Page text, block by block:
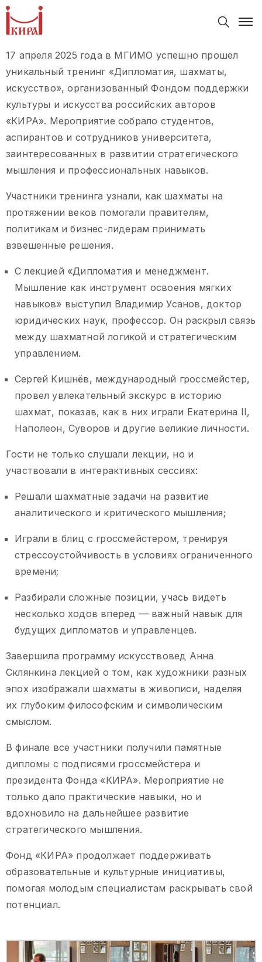
17 апреля 2025 года в МГИМО успешно прошел
уникальный тренинг «Дипломатия, шахматы,
искусство», организованный Фондом поддержки
культуры и искусства российских авторов
«КИРА». Мероприятие собрало студентов,
аспирантов и сотрудников университета,
заинтересованных в развитии стратегического
мышления и профессиональных навыков.
Участники тренинга узнали, как шахматы на
протяжении веков помогали правителям,
политикам и бизнес-лидерам принимать
взвешенные решения.
С лекцией «Дипломатия и менеджмент.
Мышление как инструмент освоения мягких
навыков» выступил Владимир Усанов, доктор
юридических наук, профессор. Он раскрыл связь
между шахматной логикой и стратегическим
управлением.
Сергей Кишнёв, международный гроссмейстер,
провел увлекательный экскурс в историю
шахмат, показав, как в них играли Екатерина II,
Наполеон, Суворов и другие великие личности.
Гости не только слушали лекции, но и
участвовали в интерактивных сессиях:
Решали шахматные задачи на развитие
аналитического и критического мышления;
Играли в блиц с гроссмейстером, тренируя
стрессоустойчивость в условиях ограниченного
времени;
Разбирали сложные позиции, учась видеть
несколько ходов вперед — важный навык для
будущих дипломатов и управленцев.
Завершила программу искусствовед Анна
Склянкина лекцией о том, как художники разных
эпох изображали шахматы в живописи, наделяя
их глубоким философским и символическим
смыслом.
В финале все участники получили памятные
дипломы с подписями гроссмейстера и
президента Фонда «КИРА». Мероприятие не
только дало практические навыки, но и
вдохновило на дальнейшее развитие
стратегического мышления.
Фонд «КИРА» продолжает поддерживать
образовательные и культурные инициативы,
помогая молодым специалистам раскрывать свой
потенциал.